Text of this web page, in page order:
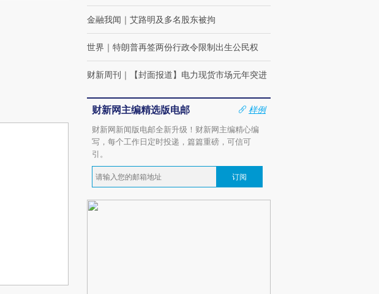
金融我闻 ｜ 艾路明及多名股东被拘
世界 ｜ 特朗普再签两份行政令限制出生公民权
财新周刊 ｜ 【封面报道】电力现货市场元年突进
财新网主编精选版电邮
样例
财新网新闻版电邮全新升级！财新网主编精心编
写，每个工作日定时投递，篇篇重磅，可信可
引。
订阅